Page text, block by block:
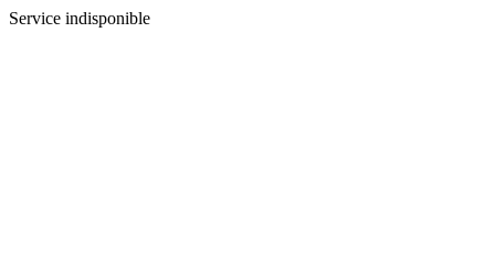
Service indisponible